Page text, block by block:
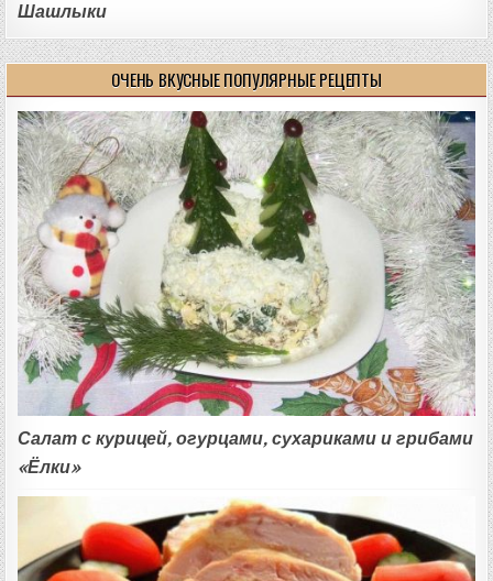
Шашлыки
ОЧЕНЬ ВКУСНЫЕ ПОПУЛЯРНЫЕ РЕЦЕПТЫ
Салат с курицей, огурцами, сухариками и грибами
«Ёлки»